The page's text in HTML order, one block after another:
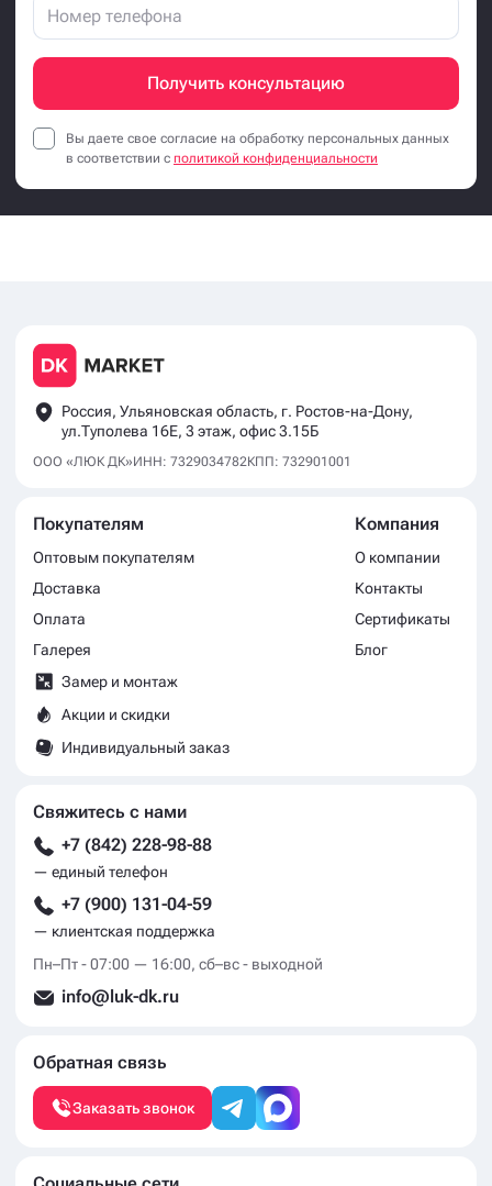
Получить консультацию
Вы даете свое согласие на обработку персональных данных
в соответствии с политикой конфиденциальности
Россия, Ульяновская область, г. Ростов-на-Дону,
ул.Туполева 16Е, 3 этаж, офис 3.15Б
ООО «ЛЮК ДК»ИНН: 7329034782КПП: 732901001
Покупателям
Оптовым покупателям
Доставка
Оплата
Галерея
Замер и монтаж
Акции и скидки
Индивидуальный заказ
Компания
О компании
Контакты
Сертификаты
Блог
Свяжитесь с нами
+7 (842) 228-98-88
— единый телефон
+7 (900) 131-04-59
— клиентская поддержка
Пн–Пт - 07:00 — 16:00, сб–вс - выходной
info@luk-dk.ru
Обратная связь
Заказать звонок